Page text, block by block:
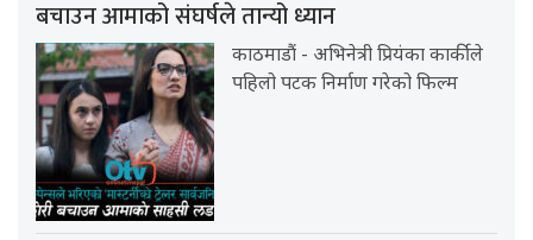
बचाउन आमाको संघर्षले तान्यो ध्यान
काठमाडौं - अभिनेत्री प्रियंका कार्कीले
पहिलो पटक निर्माण गरेको फिल्म